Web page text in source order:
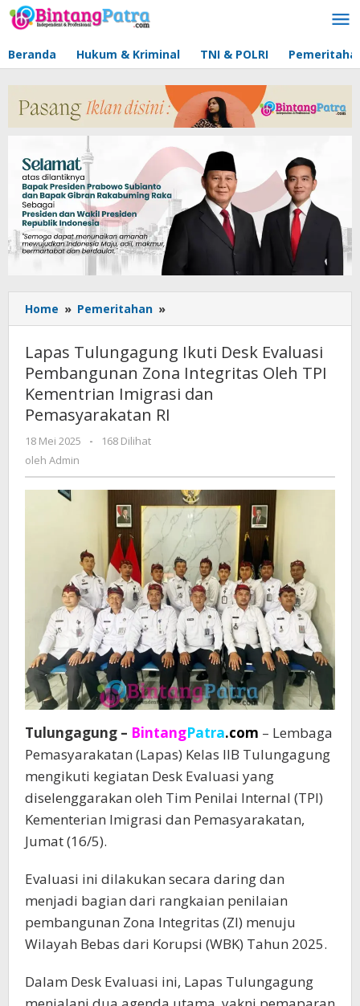
Lewati
ke
Beranda Hukum & Kriminal TNI & POLRI
Home » Pemeritahan »
Tulungagung
Ikuti
Desk
Evaluasi
Pembangunan
Zona
Kementrian
Imigrasi
dan
Pemasyarakatan
RI
Lapas Tulungagung Ikuti Desk Evaluasi
Pembangunan Zona Integritas Oleh TPI
Kementrian Imigrasi dan
Pemasyarakatan RI
18 Mei 2025
oleh
-
168 Dilihat
oleh Admin
Tulungagung – BintangPatra.com – Lembaga
Pemasyarakatan (Lapas) Kelas IIB Tulungagung
mengikuti kegiatan Desk Evaluasi yang
diselenggarakan oleh Tim Penilai Internal (TPI)
Kementerian Imigrasi dan Pemasyarakatan,
Jumat (16/5).
Evaluasi ini dilakukan secara daring dan
menjadi bagian dari rangkaian penilaian
pembangunan Zona Integritas (ZI) menuju
Wilayah Bebas dari Korupsi (WBK) Tahun 2025.
Dalam Desk Evaluasi ini, Lapas Tulungagung